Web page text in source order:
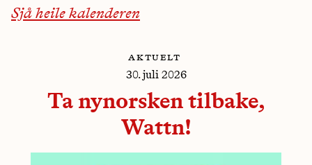
Sjå heile kalenderen
aktuelt
30. juli 2026
Ta nynorsken tilbake,
Wattn!